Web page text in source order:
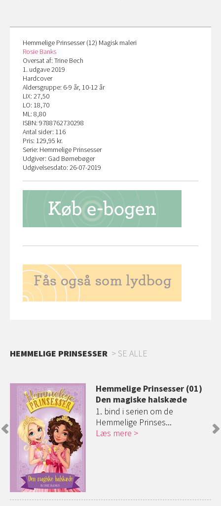
Hemmelige Prinsesser (12) Magisk maleri
Rosie Banks
Oversat af: Trine Bech
1. udgave 2019
Hardcover
Aldersgruppe: 6-9 år, 10-12 år
LIX: 27,50
LO: 18,70
ML: 8,80
ISBN: 9788762730298
Antal sider: 116
Pris: 129,95 kr.
Serie: Hemmelige Prinsesser
Udgiver: Gad Børnebøger
Udgivelsesdato: 26-07-2019
HEMMELIGE PRINSESSER SE ALLE
Hemmelige Prinsesser (01)
Den magiske halskæde
1. bind i serien om de
Hemmelige Prinses...
Læs mere